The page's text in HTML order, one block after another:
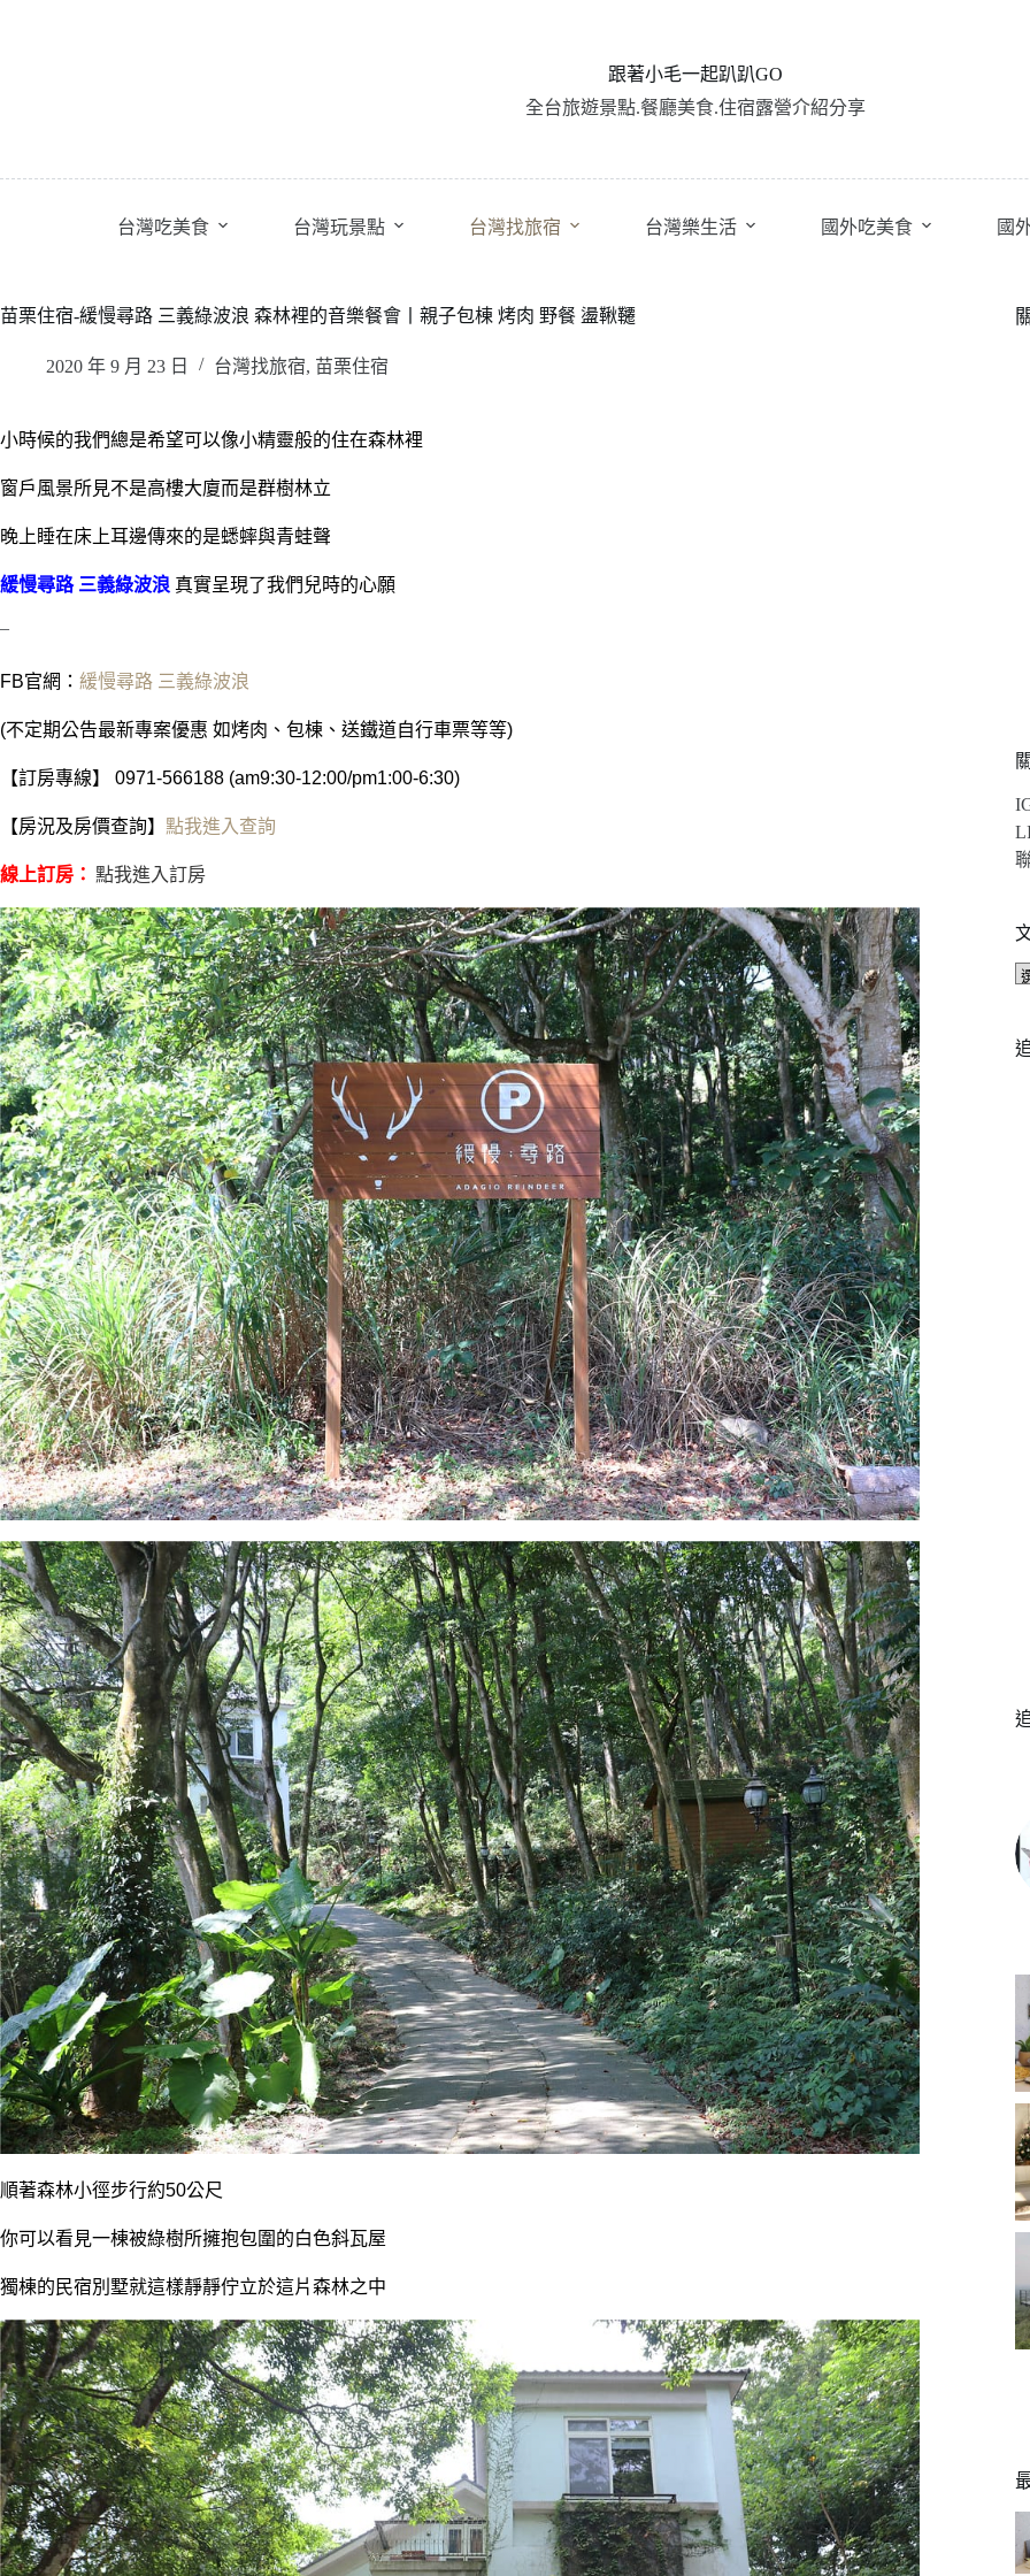
跟著小毛一起趴趴GO
全台旅遊景點.餐廳美食.住宿露營介紹分享
台灣吃美食 台灣玩景點 台灣找旅宿 台灣樂生活 國外吃美食 國
苗栗住宿-緩慢尋路 三義綠波浪 森林裡的音樂餐會丨親子包棟 烤肉 野餐 盪鞦韆
2020 年 9 月 23 日 台灣找旅宿, 苗栗住宿
小時候的我們總是希望可以像小精靈般的住在森林裡
窗戶風景所見不是高樓大廈而是群樹林立
晚上睡在床上耳邊傳來的是蟋蟀與青蛙聲
緩慢尋路 三義綠波浪 真實呈現了我們兒時的心願
–
FB官網： 緩慢尋路 三義綠波浪
(不定期公告最新專案優惠 如烤肉、包棟、送鐵道自行車票等等)
【訂房專線】 0971-566188 (am9:30-12:00/pm1:00-6:30)
【房況及房價查詢】 點我進入查詢
線上訂房： 點我進入訂房
順著森林小徑步行約50公尺
你可以看見一棟被綠樹所擁抱包圍的白色斜瓦屋
獨棟的民宿別墅就這樣靜靜佇立於這片森林之中